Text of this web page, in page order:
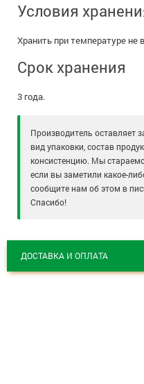
Условия
Хранить при температуре не
Срок хранения
3 года.
Производитель оставляет
вид упаковки, состав
консистенцию. Мы
если вы заметили какое-
сообщите нам об этом в
Спасибо!
ДОСТАВКА И ОПЛАТА